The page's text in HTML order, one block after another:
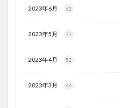
2023年6月 62
2023年5月 77
2023年4月 53
2023年3月 44